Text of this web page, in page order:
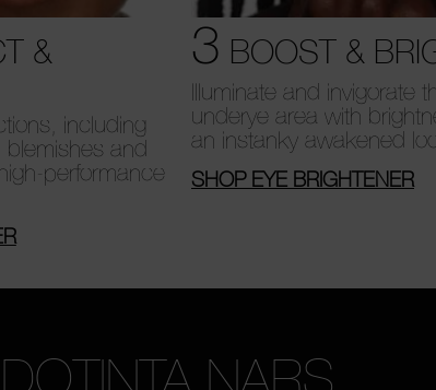
&
including
and
performance
3 BOOST &
Illuminate and invigorate
underye area with
an instanky awakened
SHOP EYE BRIGHTENER
NARS